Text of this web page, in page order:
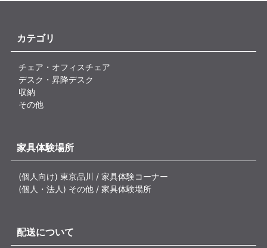
カテゴリ
チェア・オフィスチェア
デスク・昇降デスク
収納
その他
家具体験場所
(個人向け) 東京品川 / 家具体験コーナー
(個人・法人) その他 / 家具体験場所
配送について